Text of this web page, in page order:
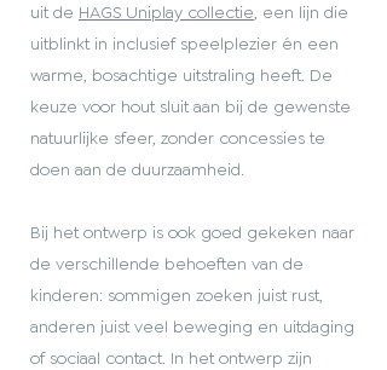
uit de HAGS Uniplay collectie, een lijn die
uitblinkt in inclusief speelplezier én een
warme, bosachtige uitstraling heeft. De
keuze voor hout sluit aan bij de gewenste
natuurlijke sfeer, zonder concessies te
doen aan de duurzaamheid.
Bij het ontwerp is ook goed gekeken naar
de verschillende behoeften van de
kinderen: sommigen zoeken juist rust,
anderen juist veel beweging en uitdaging
of sociaal contact. In het ontwerp zijn